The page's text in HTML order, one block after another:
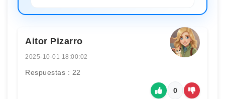
Aitor Pizarro
2025-10-01 18:00:02
Respuestas : 22
0